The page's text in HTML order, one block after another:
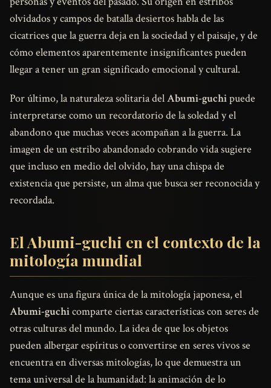
olvidados y campos de batalla desiertos habla de las
cicatrices que la guerra deja en la sociedad y el paisaje, y de
cómo elementos aparentemente insignificantes pueden
llegar a tener un gran significado emocional y cultural.
Por último, la naturaleza solitaria delAbumi-guchipuede
interpretarse como un recordatorio de la soledad y el
abandono que muchas veces acompañan a la guerra. La
imagen de un estribo abandonado cobrando vida sugiere
que incluso en medio del olvido, hay una chispa de
existencia que persiste, un alma que busca ser reconocida y
recordada.
El Abumi-guchi en el contexto de la
mitología mundial
Aunque es una figura única de la mitología japonesa, el
Abumi-guchicomparte ciertas características con seres de
otras culturas del mundo. La idea de que los objetos
pueden albergar espíritus o convertirse en seres vivos se
encuentra en diversas mitologías, lo que demuestra un
tema universal de la humanidad: la animación de lo